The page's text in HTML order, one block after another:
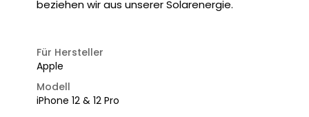
beziehen wir aus unserer Solarenergie.
Für Hersteller
Apple
Modell
iPhone 12 & 12 Pro